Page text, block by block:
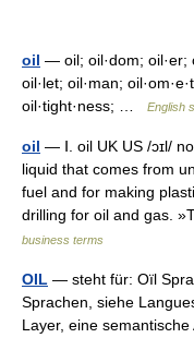
oil — oil; oil·dom; oil·er;
oil·let; oil·man;
oil·tight·ness; …
English
oil — Ⅰ. oil UK US /ɔɪl/
liquid that comes from
fuel and for making
drilling for oil and gas.
business terms
OIL — steht für: Oïl
Sprachen, siehe
Layer, eine